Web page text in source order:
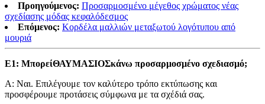
Προηγούμενος: Προσαρμοσμένο μέγεθος χρώματος νέας
σχεδίασης μόδας κεφαλόδεσμος
Επόμενος: Κορδέλα μαλλιών μεταξωτού λογότυπου από
μουριά
Ε1: ΜπορείΘΑΥΜΑΣΙΟΣκάνω προσαρμοσμένο σχεδιασμό;
Α: Ναι. Επιλέγουμε τον καλύτερο τρόπο εκτύπωσης και
προσφέρουμε προτάσεις σύμφωνα με τα σχέδιά σας.